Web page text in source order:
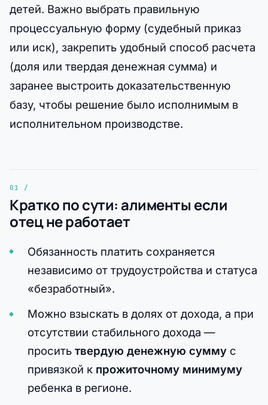
детей. Важно выбрать правильную
процессуальную форму (судебный приказ
или иск), закрепить удобный способ расчета
(доля или твердая денежная сумма) и
заранее выстроить доказательственную
базу, чтобы решение было исполнимым в
исполнительном производстве.
Кратко по сути: алименты если
отец не работает
Обязанность платить сохраняется
независимо от трудоустройства и статуса
«безработный».
Можно взыскать в долях от дохода, а при
отсутствии стабильного дохода —
просить твердую денежную суммус
привязкой к прожиточному минимуму
ребенка в регионе.